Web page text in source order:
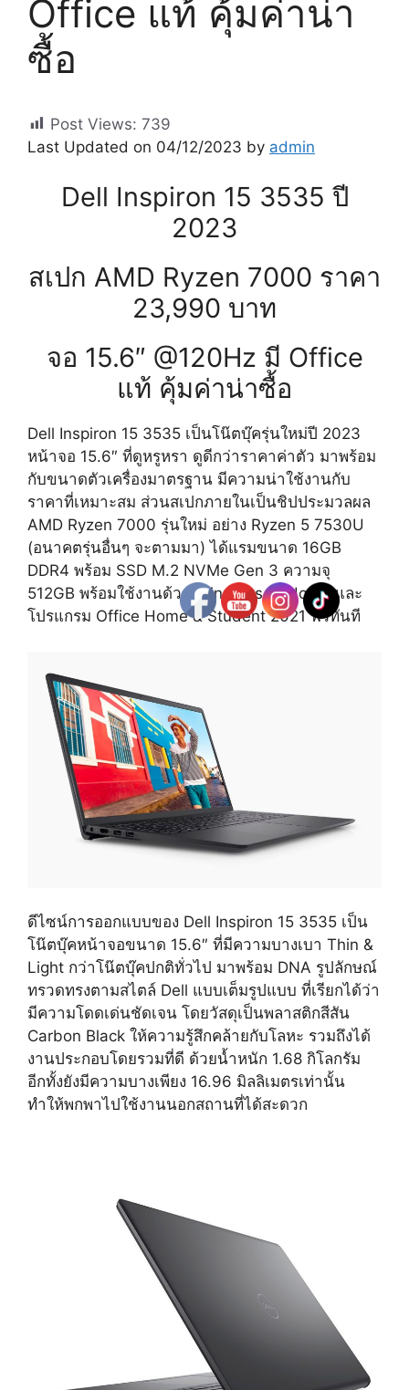
Office แท้ คุ้มค่าน่า
ซื้อ
Post Views: 739
Last Updated on 04/12/2023 by admin
Dell Inspiron 15 3535 ปี
2023
สเปก AMD Ryzen 7000 ราคา
23,990 บาท
จอ 15.6″ @120Hz มี Office
แท้ คุ้มค่าน่าซื้อ
Dell Inspiron 15 3535 เป็นโน๊ตบุ๊ครุ่นใหม่ปี 2023
หน้าจอ 15.6″ ที่ดูหรูหรา ดูดีกว่าราคาค่าตัว มาพร้อม
กับขนาดตัวเครื่องมาตรฐาน มีความน่าใช้งานกับ
ราคาที่เหมาะสม ส่วนสเปกภายในเป็นชิปประมวลผล
AMD Ryzen 7000 รุ่นใหม่ อย่าง Ryzen 5 7530U
(อนาคตรุ่นอื่นๆ จะตามมา) ได้แรมขนาด 16GB
DDR4 พร้อม SSD M.2 NVMe Gen 3 ความจุ
512GB พร้อมใช้งานด้วย Windows 11 Home และ
โปรแกรม Office Home & Student 2021 ฟรีทันที
ดีไซน์การออกแบบของ Dell Inspiron 15 3535 เป็น
โน๊ตบุ๊คหน้าจอขนาด 15.6″ ที่มีความบางเบา Thin &
Light กว่าโน๊ตบุ๊คปกติทั่วไป มาพร้อม DNA รูปลักษณ์
ทรวดทรงตามสไตล์ Dell แบบเต็มรูปแบบ ที่เรียกได้ว่า
มีความโดดเด่นชัดเจน โดยวัสดุเป็นพลาสติกสีสัน
Carbon Black ให้ความรู้สึกคล้ายกับโลหะ รวมถึงได้
งานประกอบโดยรวมที่ดี ด้วยน้ำหนัก 1.68 กิโลกรัม
อีกทั้งยังมีความบางเพียง 16.96 มิลลิเมตรเท่านั้น
ทำให้พกพาไปใช้งานนอกสถานที่ได้สะดวก